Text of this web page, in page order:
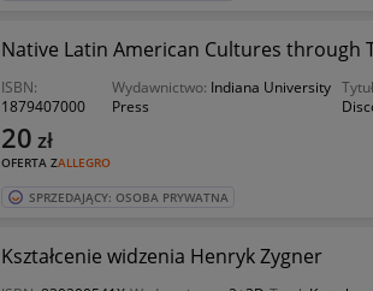
Native Latin American Cultures through
ISBN:
1879407000
Wydawnictwo: Indiana University
Press
OFERTA ZALLEGRO
20 zł
SPRZEDAJĄCY: OSOBA PRYWATNA
Kształcenie widzenia Henryk Zygner